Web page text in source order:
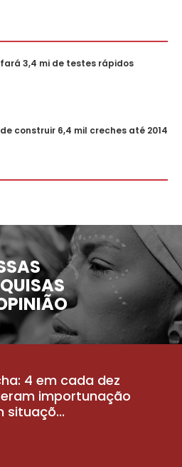
3,4 mi de testes rápidos
construir 6,4 mil creches até 2014
4 em cada dez
importunação
situaçõ...